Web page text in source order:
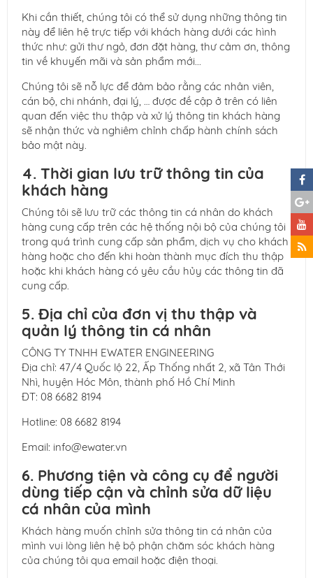
Khi cần thiết, chúng tôi có thể sử dụng những thông tin
này để liên hệ trực tiếp với khách hàng dưới các hình
thức như: gửi thư ngỏ, đơn đặt hàng, thư cảm ơn, thông
tin về khuyến mãi và sản phẩm mới...
Chúng tôi sẽ nỗ lực để đảm bảo rằng các nhân viên,
cán bộ, chi nhánh, đại lý, … được đề cập ở trên có liên
quan đến việc thu thập và xử lý thông tin khách hàng
sẽ nhận thức và nghiêm chỉnh chấp hành chính sách
bảo mật này.
4. Thời gian lưu trữ thông tin của
khách hàng
Chúng tôi sẽ lưu trữ các thông tin cá nhân do khách
hàng cung cấp trên các hệ thống nội bộ của chúng tôi
trong quá trình cung cấp sản phẩm, dịch vụ cho khách
hàng hoặc cho đến khi hoàn thành mục đích thu thập
hoặc khi khách hàng có yêu cầu hủy các thông tin đã
cung cấp.
5. Địa chỉ của đơn vị thu thập và
quản lý thông tin cá nhân
CÔNG TY TNHH EWATER ENGINEERING
Địa chỉ: 47/4 Quốc lộ 22, Ấp Thống nhất 2, xã Tân Thới
Nhì, huyện Hóc Môn, thành phố Hồ Chí Minh
ĐT: 08 6682 8194
Hotline: 08 6682 8194
Email: info@ewater.vn
6. Phương tiện và công cụ để người
dùng tiếp cận và chỉnh sửa dữ liệu
cá nhân của mình
Khách hàng muốn chỉnh sửa thông tin cá nhân của
mình vui lòng liên hệ bộ phận chăm sóc khách hàng
của chúng tôi qua email hoặc điện thoại.